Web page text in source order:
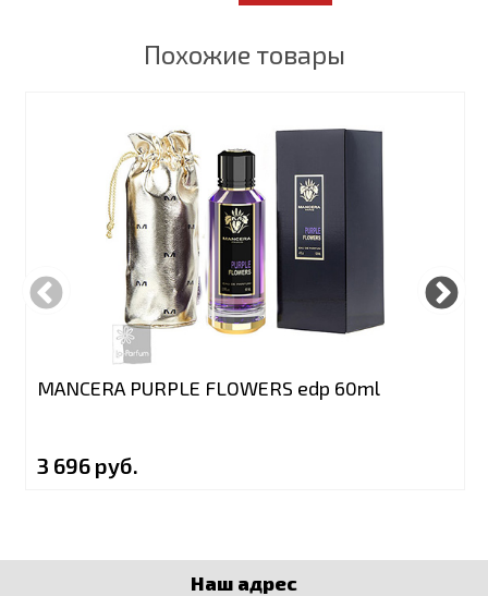
Похожие товары
MANCERA PURPLE FLOWERS edp 60ml
3 696 руб.
Наш адрес